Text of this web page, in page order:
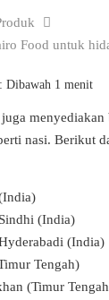
Food untuk
Dibawah 1 menit
nasi. Berikut
(India)
(India)
Tengah)
(Timur